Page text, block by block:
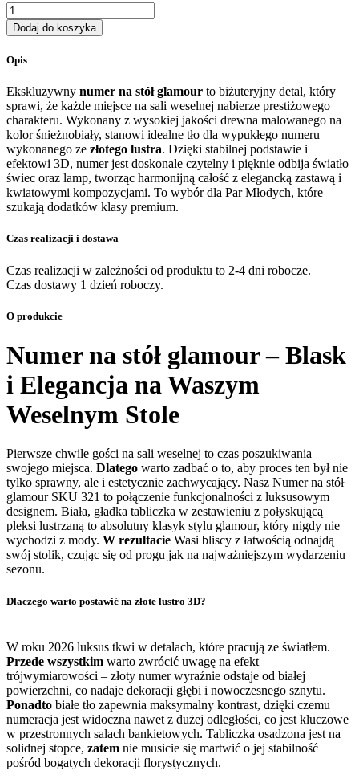
ilość
Numer
na
glamour
Dodaj do koszyka
Opis
Ekskluzywny numer na stół glamour to biżuteryjny detal, który
sprawi, że każde miejsce na sali weselnej nabierze prestiżowego
charakteru. Wykonany z wysokiej jakości drewna malowanego na
kolor śnieżnobiały, stanowi idealne tło dla wypukłego numeru
wykonanego ze złotego lustra. Dzięki stabilnej podstawie i
efektowi 3D, numer jest doskonale czytelny i pięknie odbija światło
świec oraz lamp, tworząc harmonijną całość z elegancką zastawą i
kwiatowymi kompozycjami. To wybór dla Par Młodych, które
szukają dodatków klasy premium.
Czas realizacji i dostawa
Czas realizacji w zależności od produktu to 2-4 dni robocze.
Czas dostawy 1 dzień roboczy.
O produkcie
Numer na stół glamour – Blask
i Elegancja na Waszym
Weselnym Stole
Pierwsze chwile gości na sali weselnej to czas poszukiwania
swojego miejsca. Dlatego warto zadbać o to, aby proces ten był nie
tylko sprawny, ale i estetycznie zachwycający. Nasz Numer na stół
glamour SKU 321 to połączenie funkcjonalności z luksusowym
designem. Biała, gładka tabliczka w zestawieniu z połyskującą
pleksi lustrzaną to absolutny klasyk stylu glamour, który nigdy nie
wychodzi z mody. W rezultacie Wasi bliscy z łatwością odnajdą
swój stolik, czując się od progu jak na najważniejszym wydarzeniu
sezonu.
Dlaczego warto postawić na złote lustro 3D?
W roku 2026 luksus tkwi w detalach, które pracują ze światłem.
Przede wszystkim warto zwrócić uwagę na efekt
trójwymiarowości – złoty numer wyraźnie odstaje od białej
powierzchni, co nadaje dekoracji głębi i nowoczesnego sznytu.
Ponadto białe tło zapewnia maksymalny kontrast, dzięki czemu
numeracja jest widoczna nawet z dużej odległości, co jest kluczowe
w przestronnych salach bankietowych. Tabliczka osadzona jest na
solidnej stopce, zatem nie musicie się martwić o jej stabilność
pośród bogatych dekoracji florystycznych.